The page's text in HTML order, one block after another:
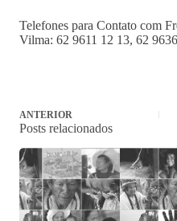
Telefones para Contato com
Vilma: 62 9611 12 13, 62
ANTERIOR
Posts relacionados